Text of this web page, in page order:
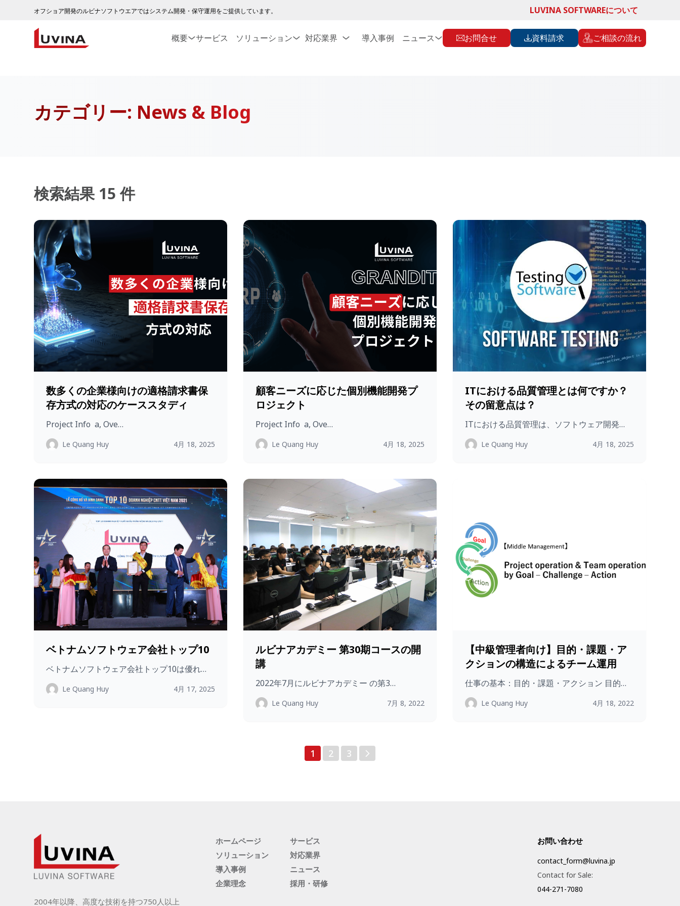
オフショア開発のルビナソフトウエアではシステム開発・保守運用をご提供しています。 LUVINA SOFTWAREについて
概要 サービス ソリューション 対応業界 導入事例 ニュース お問合せ 資料請求 ご相談の流れ
カテゴリー: News & Blog
検索結果 15 件
数多くの企業様向けの適格請求書保
存方式の対応のケーススタディ
Project Info a, Ove…
Le Quang Huy 4月 18, 2025
顧客ニーズに応じた個別機能開発プ
ロジェクト
Project Info a, Ove…
Le Quang Huy 4月 18, 2025
ITにおける品質管理とは何ですか？
その留意点は？
ITにおける品質管理は、ソフトウェア開発…
Le Quang Huy 4月 18, 2025
ベトナムソフトウェア会社トップ10
ベトナムソフトウェア会社トップ10は優れ…
Le Quang Huy 4月 17, 2025
ルビナアカデミー 第30期コースの開
講
2022年7月にルビナアカデミー の第3…
Le Quang Huy 7月 8, 2022
【中級管理者向け】目的・課題・ア
クションの構造によるチーム運用
仕事の基本：目的・課題・アクション 目的…
Le Quang Huy 4月 18, 2022
投
稿
り
1 2 3
2004年以降、高度な技術を持つ750人以上
ホームページ
サービス
ソリューション
対応業界
導入事例
ニュース
企業理念
採用・研修
お問い合わせ
contact_form@luvina.jp
Contact for Sale:
044-271-7080